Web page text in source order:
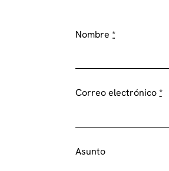
Nombre*
Correo electrónico*
Asunto